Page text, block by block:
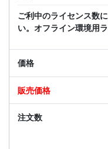
ご利中のライセンス数
い。オフライン環境用ラ